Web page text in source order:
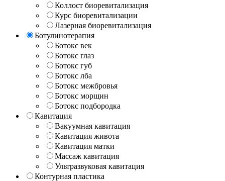
Коллост биоревитализация
Курс биоревитализации
Лазерная биоревитализация
Ботулинотерапия
Ботокс век
Ботокс глаз
Ботокс губ
Ботокс лба
Ботокс межбровья
Ботокс морщин
Ботокс подбородка
Кавитация
Вакуумная кавитация
Кавитация живота
Кавитация матки
Массаж кавитация
Ультразвуковая кавитация
Контурная пластика